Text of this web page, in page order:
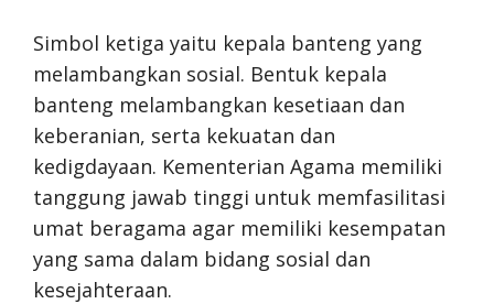
Simbol ketiga yaitu kepala banteng yang
melambangkan sosial. Bentuk kepala
banteng melambangkan kesetiaan dan
keberanian, serta kekuatan dan
kedigdayaan. Kementerian Agama memiliki
tanggung jawab tinggi untuk memfasilitasi
umat beragama agar memiliki kesempatan
yang sama dalam bidang sosial dan
kesejahteraan.